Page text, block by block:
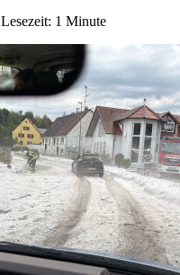
Lesezeit: 1 Minute